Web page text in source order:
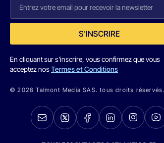
S'INSCRIRE
En cliquant sur s'inscrire, vous confirmez que vous
acceptez nosTermes et Conditions
© 2026 Talmont Media SAS. tous droits réservés.